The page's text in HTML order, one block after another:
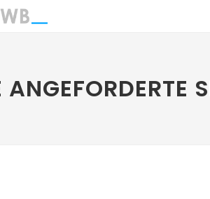
ANGEFORDERTE